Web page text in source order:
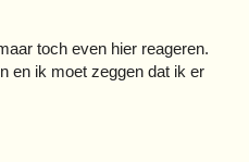
toch even hier reageren.
en ik moet zeggen dat ik er